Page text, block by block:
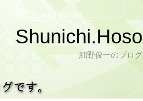
細野俊一のブログ